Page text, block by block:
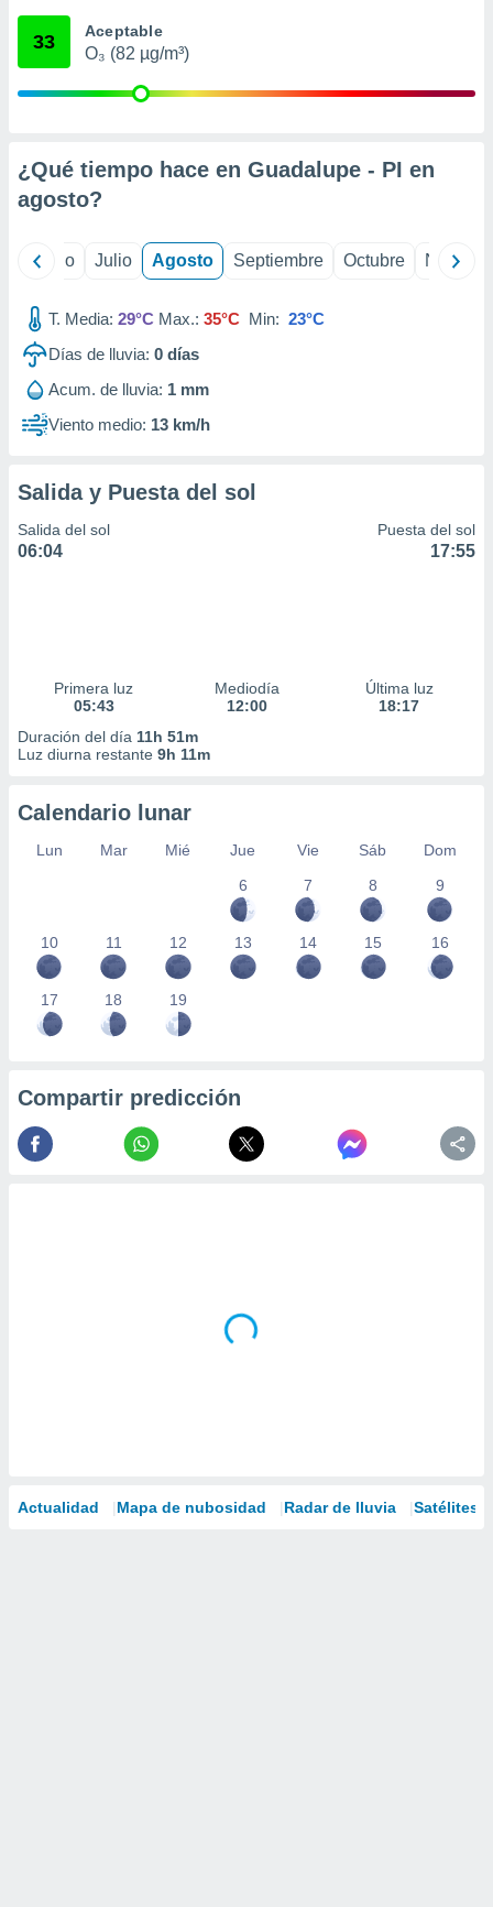
e
publicidad
1199
33 Aceptable
O₃ (82 µg/m³)
¿Qué tiempo hace en Guadalupe - PI en
agosto?
Junio Julio Agosto Septiembre Octubre
T. Media: 29°C Max.: 35°C Min: 23°C
Días de lluvia: 0 días
Acum. de lluvia: 1 mm
Viento medio: 13 km/h
Salida y Puesta del sol
Salida del sol
06:04
Puesta del sol
17:55
Primera luz
05:43
Mediodía
12:00
Última luz
18:17
Duración del día 11h 51m
Luz diurna restante 9h 11m
Calendario lunar
Lun Mar Mié Jue Vie Sáb
Dom
6
7 8 9
10 11 12 13 14 15 16
17 18 19
Compartir predicción
Actualidad Mapa de nubosidad Radar de lluvia Satélites